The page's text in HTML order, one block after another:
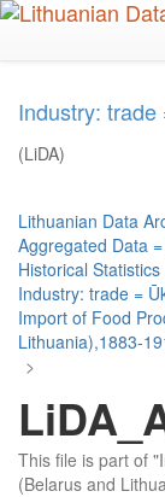
Skip
Industry:
(LiDA)
Lithuanian Data
Aggregated Data
Historical
Industry: trade =
Import of Food
Lithuania),1883-
>
This file is part of
(Belarus and